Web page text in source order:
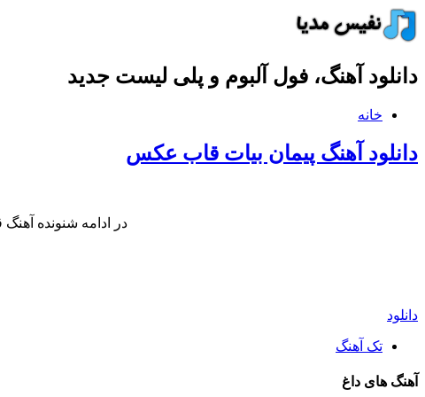
دانلود آهنگ، فول آلبوم و پلی لیست جدید
خانه
دانلود آهنگ پیمان بیات قاب عکس
در ادامه شنونده
دانلود
تک آهنگ
آهنگ های داغ